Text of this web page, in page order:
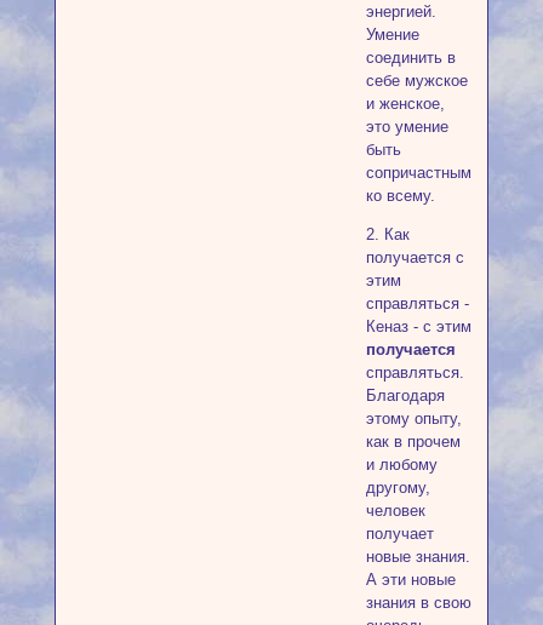
энергией.
Умение
соединить в
себе мужское
и женское,
это умение
быть
сопричастным
ко всему.
2. Как
получается с
этим
справляться -
Кеназ - с этим
получается
справляться.
Благодаря
этому опыту,
как в прочем
и любому
другому,
человек
получает
новые знания.
А эти новые
знания в свою